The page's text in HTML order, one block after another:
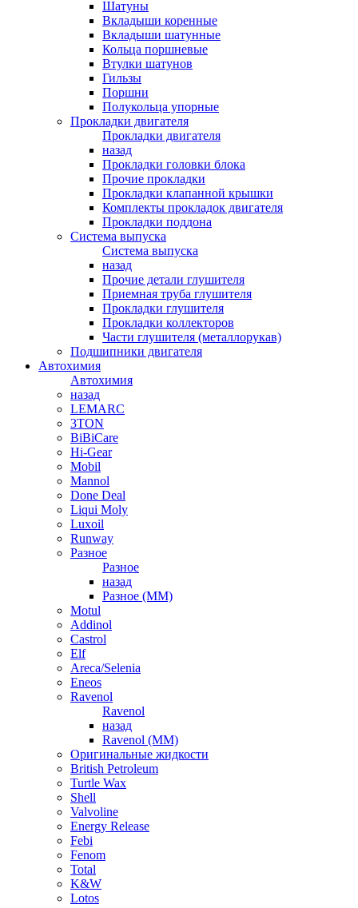
Шатуны
Вкладыши коренные
Вкладыши шатунные
Кольца поршневые
Втулки шатунов
Гильзы
Поршни
Полукольца упорные
Прокладки двигателя
Прокладки двигателя
назад
Прокладки головки блока
Прочие прокладки
Прокладки клапанной крышки
Комплекты прокладок двигателя
Прокладки поддона
Система выпуска
Система выпуска
назад
Прочие детали глушителя
Приемная труба глушителя
Прокладки глушителя
Прокладки коллекторов
Части глушителя (металлорукав)
Подшипники двигателя
Автохимия
Автохимия
назад
LEMARC
3TON
BiBiCare
Hi-Gear
Mobil
Mannol
Done Deal
Liqui Moly
Luxoil
Runway
Разное
Разное
назад
Разное (ММ)
Motul
Addinol
Castrol
Elf
Areca/Selenia
Eneos
Ravenol
Ravenol
назад
Ravenol (ММ)
Оригинальные жидкости
British Petroleum
Turtle Wax
Shell
Valvoline
Energy Release
Febi
Fenom
Total
K&W
Lotos